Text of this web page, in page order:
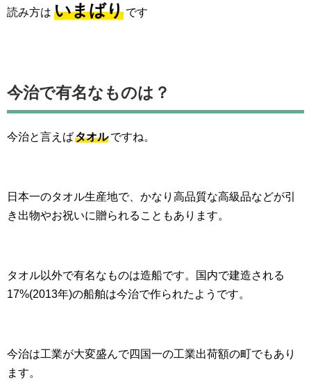
読み方は いまばり です
今治で有名なものは？
今治と言えばタオル ですね。
日本一のタオル生産地で、かなり高品質な高級品などが引
き出物やお祝いに贈られることもあります。
タオル以外で有名なものは造船です。国内で建造される
17%(2013年)の船舶は今治で作られたようです。
今治は工業が大変盛んで四国一の工業出荷額の町でもあり
ます。